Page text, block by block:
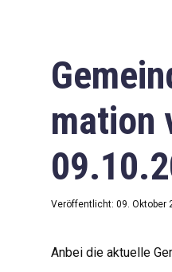
mation
Veröffentlicht: 09. Oktober
Anbei die aktuelle